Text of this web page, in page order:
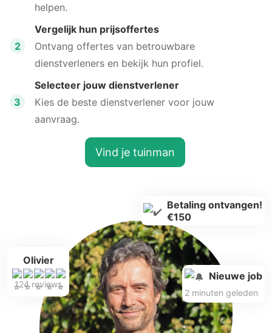
helpen.
2
Vergelijk hun prijsoffertes
Ontvang offertes van betrouwbare
dienstverleners en bekijk hun profiel.
3
Selecteer jouw dienstverlener
Kies de beste dienstverlener voor jouw
aanvraag.
Vind je tuinman
Olivier
124 reviews
Betaling ontvangen!
€150
Nieuwe job
2 minuten geleden